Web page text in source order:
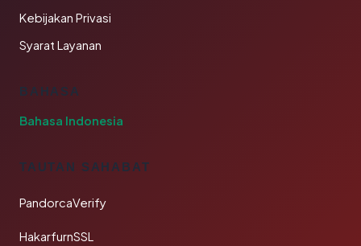
Kebijakan Privasi
Syarat Layanan
BAHASA
Bahasa Indonesia
TAUTAN SAHABAT
PandorcaVerify
HakarfurnSSL